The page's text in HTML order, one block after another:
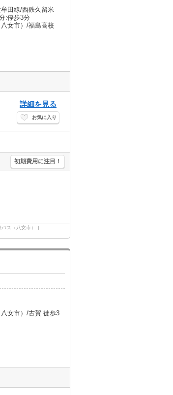
田線/西鉄久留米
:停歩3分
女市）/福島高校
詳細を見る
お気に入り
初期費用に注目！
バス（八女市）
女市）/古賀 徒歩3